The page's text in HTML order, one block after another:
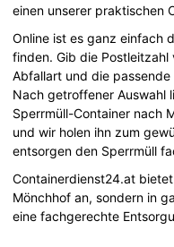
einen unserer praktischen
Online ist es ganz einfach
finden. Gib die
Abfallart und die
Nach getroffener Auswahl
Sperrmüll-Container nach
und wir holen ihn zum
entsorgen den Sperrmüll
Containerdienst24.at
Mönchhof an, sondern in
eine fachgerechte